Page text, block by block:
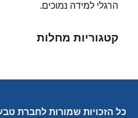
הרגלי למידה נמוכים.
קטגוריות מחלות
כל הזכויות שמורות לחברת